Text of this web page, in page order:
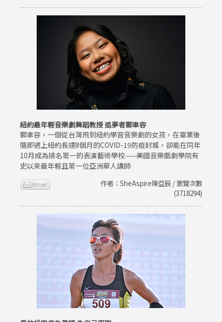
紐約最年輕音樂劇舞蹈教授 追夢者鄭聿容
鄭聿容，一個從台灣飛到紐約學習音樂劇的女孩，在畢業後
隨即遇上紐約長達8個月的COVID-19防疫封城，卻能在同年
10月成為排名第一的表演藝術學校——美國音樂戲劇學院有
史以來最年輕且第一位亞洲華人講師
作者：SheAspire陳亞辰 / 瀏覽次數
(3718294)